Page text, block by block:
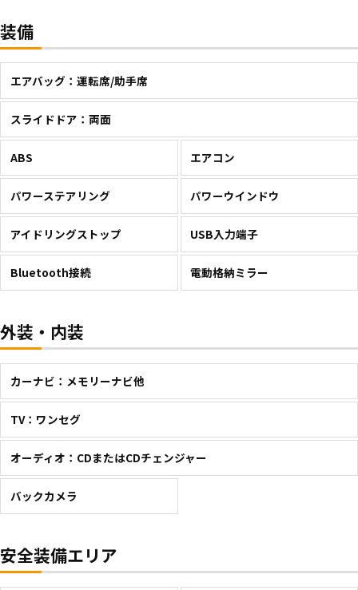
装備
エアバッグ：運転席/助手席
スライドドア：両面
ABS エアコン
パワーステアリング パワーウインドウ
アイドリングストップ USB入力端子
Bluetooth接続 電動格納ミラー
外装・内装
カーナビ：メモリーナビ他
TV：ワンセグ
オーディオ：CDまたはCDチェンジャー
バックカメラ
安全装備エリア